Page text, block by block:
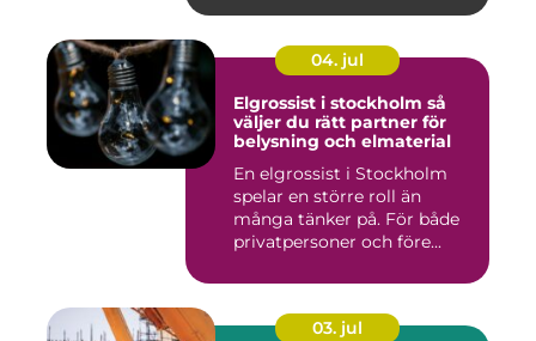
04. jul
Elgrossist i stockholm så
väljer du rätt partner för
belysning och elmaterial
En elgrossist i Stockholm
spelar en större roll än
många tänker på. För både
privatpersoner och före...
03. jul